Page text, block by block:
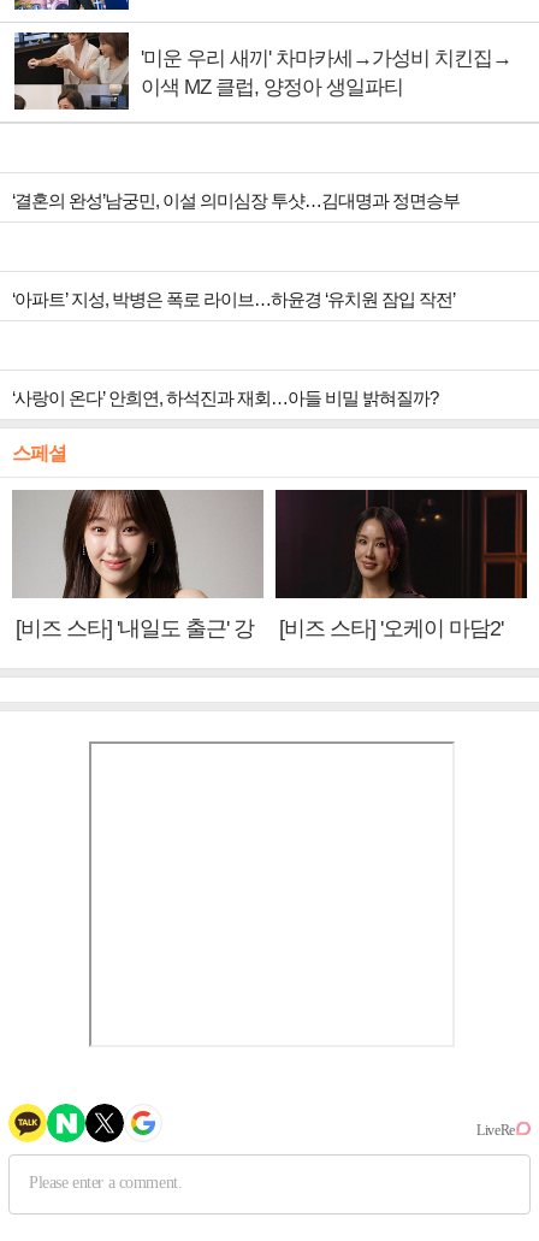
'미운 우리 새끼' 차마카세→가성비 치킨집→
이색 MZ 클럽, 양정아 생일파티
‘결혼의 완성’남궁민, 이설 의미심장 투샷…김대명과 정면승부
‘아파트’ 지성, 박병은 폭로 라이브…하윤경 ‘유치원 잠입 작전’
‘사랑이 온다’ 안희연, 하석진과 재회…아들 비밀 밝혀질까?
스페셜
[비즈 스타] '내일도 출근' 강
[비즈 스타] '오케이 마담2'